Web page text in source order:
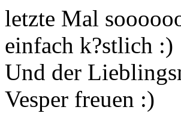
letzte Mal
einfach k?stlich :)
Und der
Vesper freuen :)